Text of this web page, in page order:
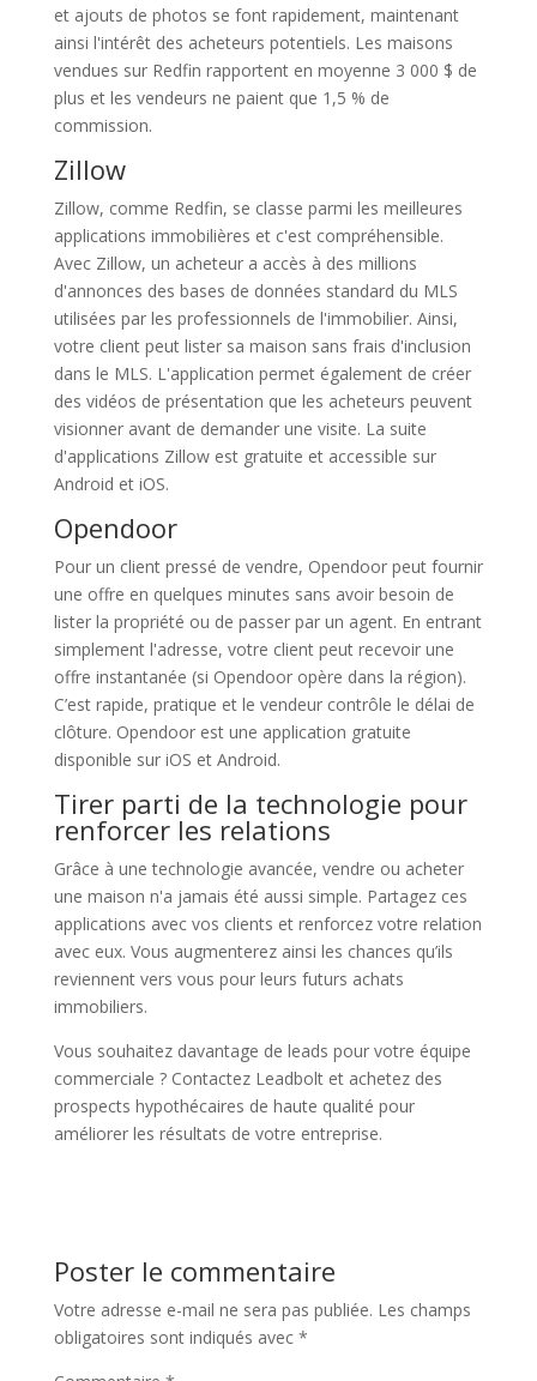
et ajouts de photos se font rapidement, maintenant
ainsi l'intérêt des acheteurs potentiels. Les maisons
vendues sur Redfin rapportent en moyenne 3 000 $ de
plus et les vendeurs ne paient que 1,5 % de
commission.
Zillow
Zillow, comme Redfin, se classe parmi les meilleures
applications immobilières et c'est compréhensible.
Avec Zillow, un acheteur a accès à des millions
d'annonces des bases de données standard du MLS
utilisées par les professionnels de l'immobilier. Ainsi,
votre client peut lister sa maison sans frais d'inclusion
dans le MLS. L'application permet également de créer
des vidéos de présentation que les acheteurs peuvent
visionner avant de demander une visite. La suite
d'applications Zillow est gratuite et accessible sur
Android et iOS.
Opendoor
Pour un client pressé de vendre, Opendoor peut fournir
une offre en quelques minutes sans avoir besoin de
lister la propriété ou de passer par un agent. En entrant
simplement l'adresse, votre client peut recevoir une
offre instantanée (si Opendoor opère dans la région).
C’est rapide, pratique et le vendeur contrôle le délai de
clôture. Opendoor est une application gratuite
disponible sur iOS et Android.
Tirer parti de la technologie pour
renforcer les relations
Grâce à une technologie avancée, vendre ou acheter
une maison n'a jamais été aussi simple. Partagez ces
applications avec vos clients et renforcez votre relation
avec eux. Vous augmenterez ainsi les chances qu’ils
reviennent vers vous pour leurs futurs achats
immobiliers.
Vous souhaitez davantage de leads pour votre équipe
commerciale ? Contactez Leadbolt et achetez des
prospects hypothécaires de haute qualité pour
améliorer les résultats de votre entreprise.
Poster le commentaire
Votre adresse e-mail ne sera pas publiée. Les champs
obligatoires sont indiqués avec *